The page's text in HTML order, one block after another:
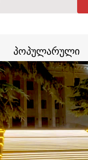
პოპულარული